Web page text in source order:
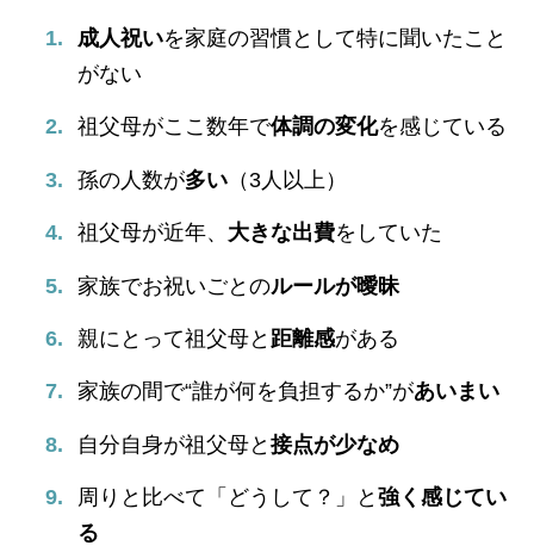
成人祝いを家庭の習慣として特に聞いたこと
がない
祖父母がここ数年で体調の変化を感じている
孫の人数が多い （3人以上）
祖父母が近年、 大きな出費をしていた
家族でお祝いごとのルールが曖昧
親にとって祖父母と 距離感がある
家族の間で“誰が何を負担するか”があいまい
自分自身が祖父母と 接点が少なめ
周りと比べて「どうして？」と 強く感じてい
る